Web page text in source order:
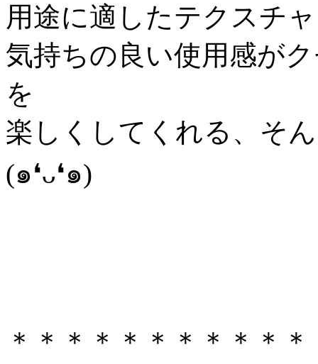
用途に適したテクスチ
気持ちの良い使用感が
を
楽しくしてくれる、そ
(๑❛ᴗ❛๑)
＊＊＊＊＊＊＊＊＊＊